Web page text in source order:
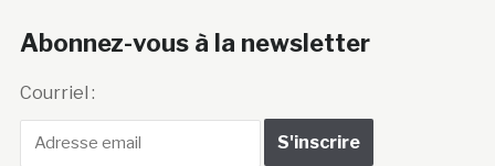
Abonnez-vous à la newsletter
Courriel :